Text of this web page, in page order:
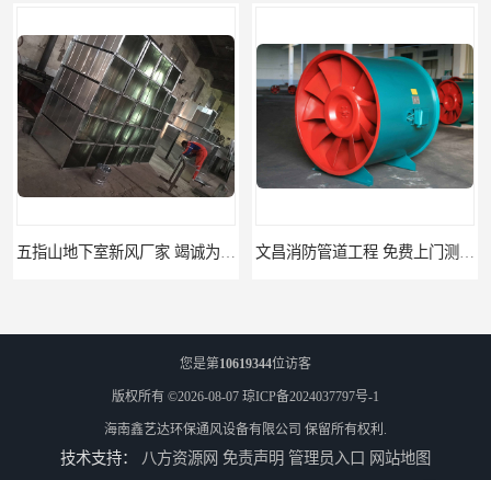
您是第10619344位访客
版权所有 ©2026-08-07 琼ICP备2024037797号-1
海南鑫艺达环保通风设备有限公司 保留所有权利.
技术支持： 八方资源网 免责声明 管理员入口 网站地图